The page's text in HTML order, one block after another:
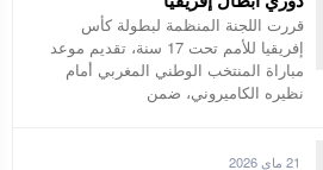
قررت اللجنة المنظمة لبطولة كأس
إفريقيا للأمم تحت 17 سنة، تقديم موعد
مباراة المنتخب الوطني المغربي أمام
نظيره الكاميروني، ضمن